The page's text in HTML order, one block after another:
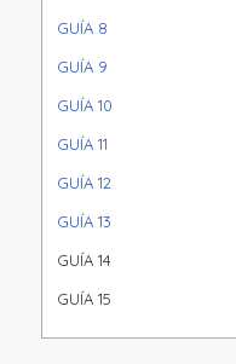
GUÍA 8
GUÍA 9
GUÍA 10
GUÍA 11
GUÍA 12
GUÍA 13
GUÍA 14
GUÍA 15